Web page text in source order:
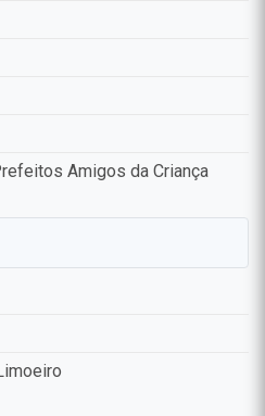
Amigos da Criança